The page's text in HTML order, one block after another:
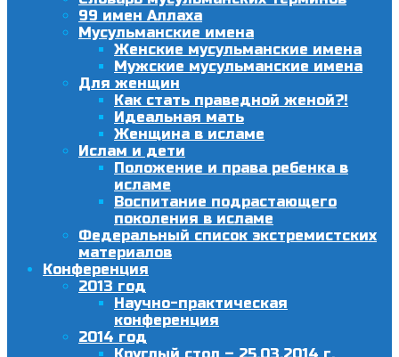
99 имен Аллаха
Мусульманские имена
Женские мусульманские имена
Мужские мусульманские имена
Для женщин
Как стать праведной женой?!
Идеальная мать
Женщина в исламе
Ислам и дети
Положение и права ребенка в
исламе
Воспитание подрастающего
поколения в исламе
Федеральный список экстремистских
материалов
Конференция
2013 год
Научно-практическая
конференция
2014 год